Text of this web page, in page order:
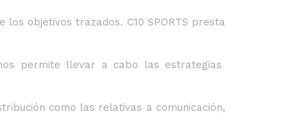
objetivos trazados. C10 SPORTS presta
permite llevar a cabo las estrategias
como las relativas a comunicación,